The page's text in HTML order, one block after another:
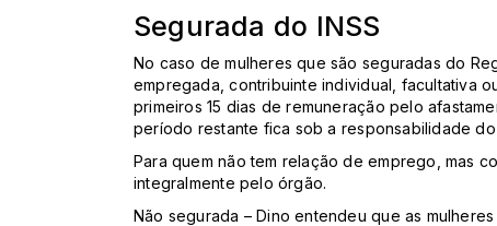
Segurada do INSS
No caso de mulheres que são seguradas do
empregada, contribuinte individual, facultativa
primeiros 15 dias de remuneração pelo
período restante fica sob a responsabilidade do
Para quem não tem relação de emprego, mas
integralmente pelo órgão.
Não segurada – Dino entendeu que as